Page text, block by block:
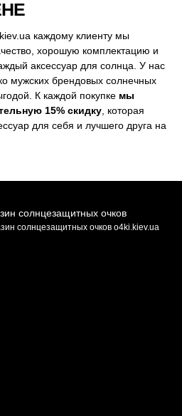
каждому клиенту мы
хорошую комплектацию и
аксессуар для солнца. У нас
мужских брендовых солнечных
К каждой покупке мы
15% скидку , которая
для себя и лучшего друга на
солнцезащитных очков o4ki.kiev.ua